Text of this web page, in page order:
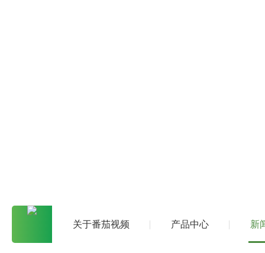
关于番茄视频 产品中心 新